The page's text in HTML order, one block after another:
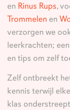
en Rinus Rups,
Trommelen en
verzorgen we
leerkrachten;
en tips om zelf
Zelf ontbreekt
kennis terwijl
klas